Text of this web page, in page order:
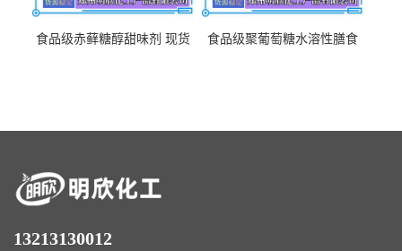
食品级赤藓糖醇甜味剂 现货
食品级聚葡萄糖水溶性膳食
13213130012